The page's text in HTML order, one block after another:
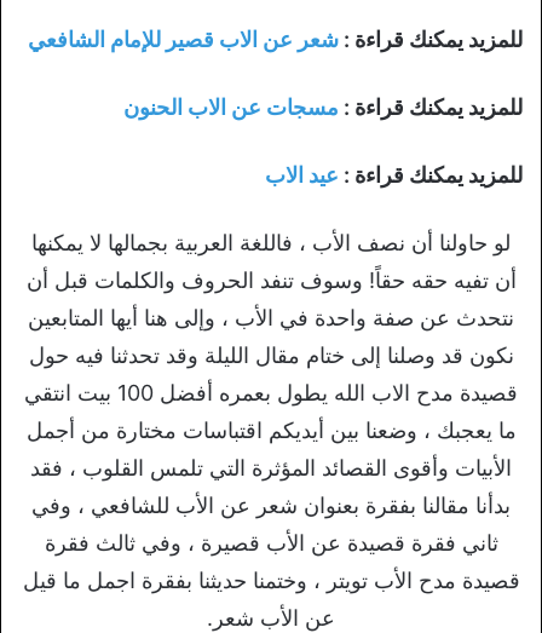
للمزيد يمكنك قراءة : شعر عن الاب قصير للإمام الشافعي
للمزيد يمكنك قراءة : مسجات عن الاب الحنون
للمزيد يمكنك قراءة : عيد الاب
لو حاولنا أن نصف الأب ، فاللغة العربية بجمالها لا يمكنها
أن تفيه حقه حقاً! وسوف تنفد الحروف والكلمات قبل أن
نتحدث عن صفة واحدة في الأب ، وإلى هنا أيها المتابعين
نكون قد وصلنا إلى ختام مقال الليلة وقد تحدثنا فيه حول
قصيدة مدح الاب الله يطول بعمره أفضل 100 بيت انتقي
ما يعجبك ، وضعنا بين أيديكم اقتباسات مختارة من أجمل
الأبيات وأقوى القصائد المؤثرة التي تلمس القلوب ، فقد
بدأنا مقالنا بفقرة بعنوان شعر عن الأب للشافعي ، وفي
ثاني فقرة قصيدة عن الأب قصيرة ، وفي ثالث فقرة
قصيدة مدح الأب تويتر ، وختمنا حديثنا بفقرة اجمل ما قيل
عن الأب شعر.